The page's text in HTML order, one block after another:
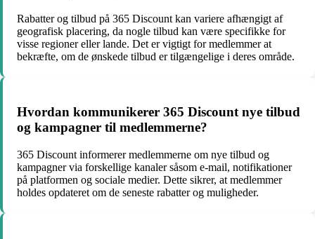
Rabatter og tilbud på 365 Discount kan variere afhængigt af
geografisk placering, da nogle tilbud kan være specifikke for
visse regioner eller lande. Det er vigtigt for medlemmer at
bekræfte, om de ønskede tilbud er tilgængelige i deres område.
Hvordan kommunikerer 365 Discount nye tilbud
og kampagner til medlemmerne?
365 Discount informerer medlemmerne om nye tilbud og
kampagner via forskellige kanaler såsom e-mail, notifikationer
på platformen og sociale medier. Dette sikrer, at medlemmer
holdes opdateret om de seneste rabatter og muligheder.